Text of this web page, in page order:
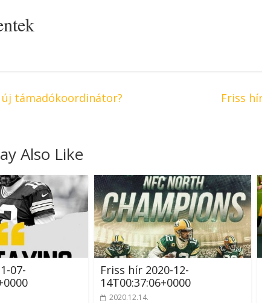
új támadókoordinátor? Friss
Also Like
07-
Friss hír 2020-12-
14T00:37:06+0000
2020.12.14.